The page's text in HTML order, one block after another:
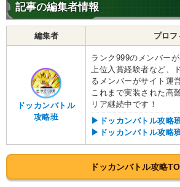
記事の編集者情報
編集者 プロフ
ドッカンバトル
攻略班
ランク999のメンバー
上位入賞経験者など、
るメンバーがサイト運
これまで実装された高
リア継続中です！
▶ドッカンバトル攻略
▶ドッカンバトル攻略
ドッカンバトル攻略